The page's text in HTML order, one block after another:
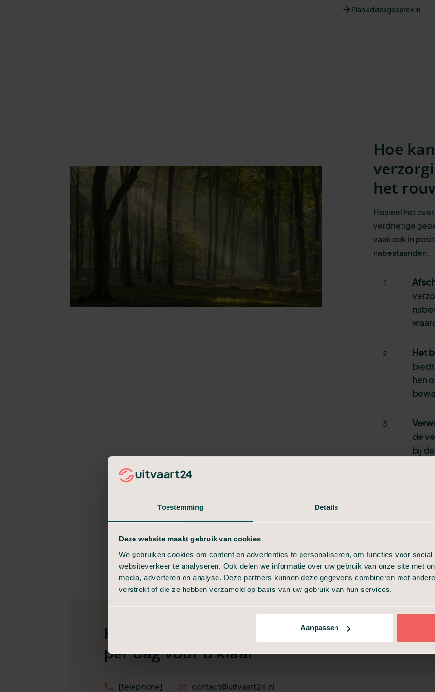
Toestemming Details
Deze website maakt gebruik van cookies
We gebruiken cookies om content en advertenties te personaliseren, om functies voor social
websiteverkeer te analyseren. Ook delen we informatie over uw gebruik van onze site met
media, adverteren en analyse. Deze partners kunnen deze gegevens combineren met
verstrekt of die ze hebben verzameld op basis van uw gebruik van hun services.
Aanpassen
Plan adviesgesprek in
Hoe
het
Hoewel het
verdrietige
vaak ook in
nabestaanden:
Het
biedt
hen
de
bij
en
Heeft u een vraag? Wij staan 24 uur
per dag voor u klaar
[telephone] contact@uitvaart24.nl